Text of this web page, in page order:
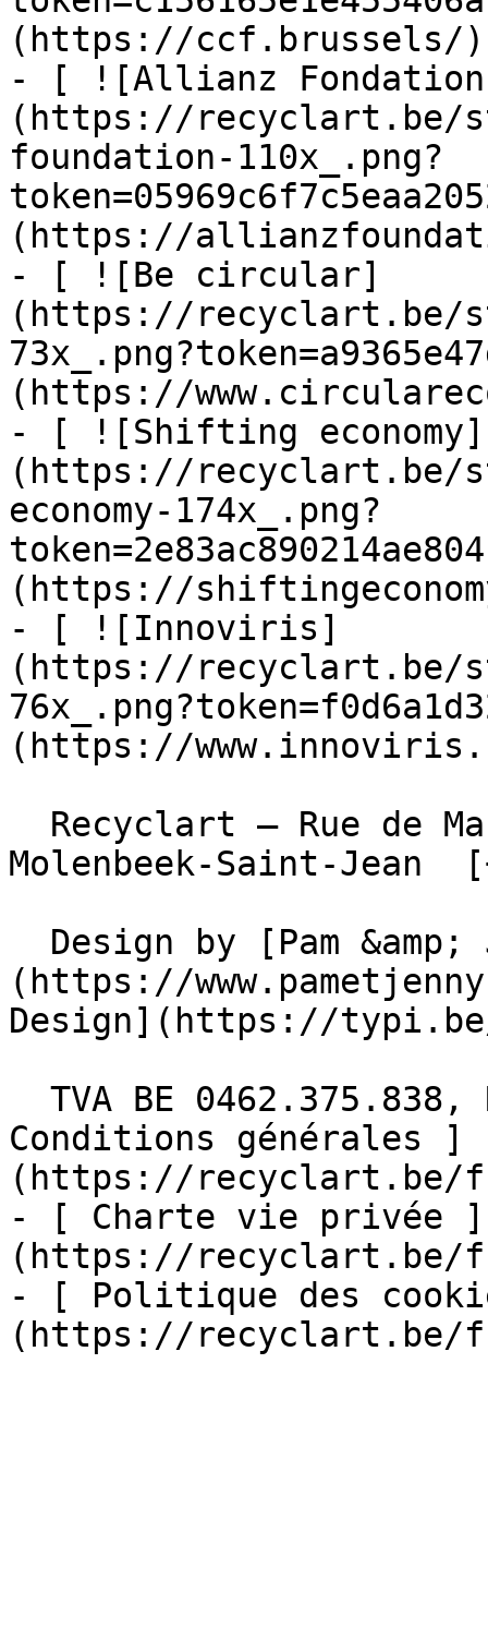
(https://ccf.brussels/)
- [ ![Allianz
(https://recyclart.be/
foundation-110x_.png?
(https://
- [ ![Be circular]
(https://recyclart.be/
(https://
- [ ![Shifting economy]
(https://recyclart.be/
economy-174x_.png?
(https://
- [ ![Innoviris]
(https://recyclart.be/
(https://
Molenbeek-Saint-
(https://
Design](https://
Conditions générales ]
(https://recyclart.be/
- [ Charte vie privée ]
(https://recyclart.be/
- [ Politique des